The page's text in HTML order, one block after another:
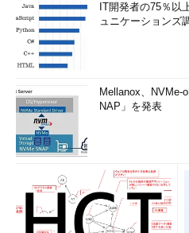
IT開発者の75％以
ュニケーションズ
Mellanox、NVMe-
NAP」を発表